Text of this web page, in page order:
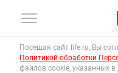
Посещая сайт life.ru, Вы
Политикой обработки
файлов cookie, указанных в